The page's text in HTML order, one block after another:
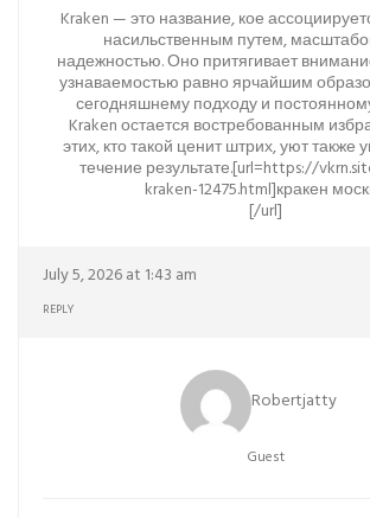
Kraken — это название, кое
насильственным путем,
надежностью. Оно притягивает
узнаваемостью равно ярчайшим
сегодняшнему подходу и
Kraken остается востребованным
этих, кто такой ценит штрих, уют также
течение результате.[url=https://
kraken-12475.html]кракен
[/url]
July 5, 2026 at 1:43 am
REPLY
Robertjatty
Guest